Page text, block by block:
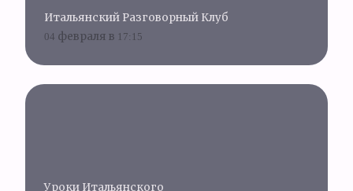
Итальянский Разговорный Клуб
04 февраля в 17:15
Уроки Итальянского